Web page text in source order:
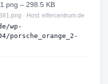
– 298.5 KB
· Host: elfercentrum.de
wp-
porsche_orange_2-